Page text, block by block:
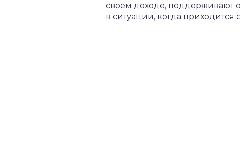
своем доходе, поддерживают
в ситуации, когда